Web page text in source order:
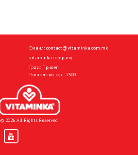
Емаил: contact@vitaminka.com.mk
vitaminka.company
Град: Прилеп
Поштенски код: 7500
© 2026 All Rights Reserved